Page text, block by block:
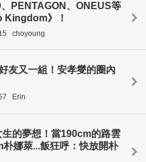
PENTAGON、ONEUS等
Kingdom》！
choyoung
友又一組！安孝燮的圈內
Erin
生的夢想！當190cm的路雲
朴娜萊...飯狂呼：快放開朴